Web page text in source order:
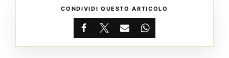
CONDIVIDI QUESTO ARTICOLO
Facebook
X EmailWhatsApp